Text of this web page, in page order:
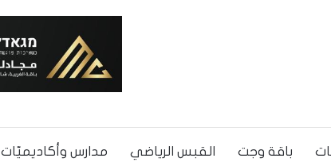
باقة وجت القبس الرياضي مدارس وأكاديميّات